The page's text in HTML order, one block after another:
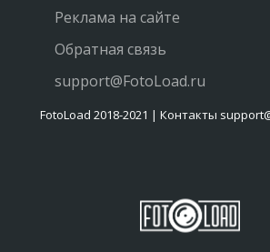
Реклама на сайте
Обратная связь
support@FotoLoad.ru
FotoLoad 2018-2021 | Контакты